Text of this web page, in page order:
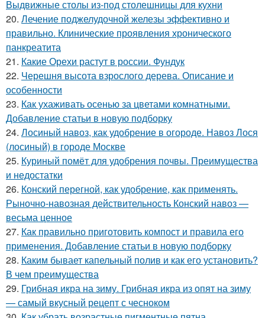
Выдвижные столы из-под столешницы для кухни
20. Лечение поджелудочной железы эффективно и
правильно. Клинические проявления хронического
панкреатита
21. Какие Орехи растут в россии. Фундук
22. Черешня высота взрослого дерева. Описание и
особенности
23. Как ухаживать осенью за цветами комнатными.
Добавление статьи в новую подборку
24. Лосиный навоз, как удобрение в огороде. Навоз Лося
(лосиный) в городе Москве
25. Куриный помёт для удобрения почвы. Преимущества
и недостатки
26. Конский перегной, как удобрение, как применять.
Рыночно-навозная действительность Конский навоз —
весьма ценное
27. Как правильно приготовить компост и правила его
применения. Добавление статьи в новую подборку
28. Каким бывает капельный полив и как его установить?
В чем преимущества
29. Грибная икра на зиму. Грибная икра из опят на зиму
— самый вкусный рецепт с чесноком